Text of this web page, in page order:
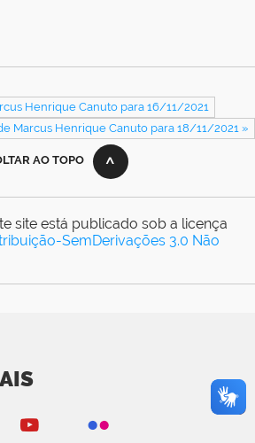
Henrique Canuto para 16/11/2021
Marcus Henrique Canuto para 18/11/2021 »
AO TOPO
site está publicado sob a licença
SemDerivações 3.0 Não